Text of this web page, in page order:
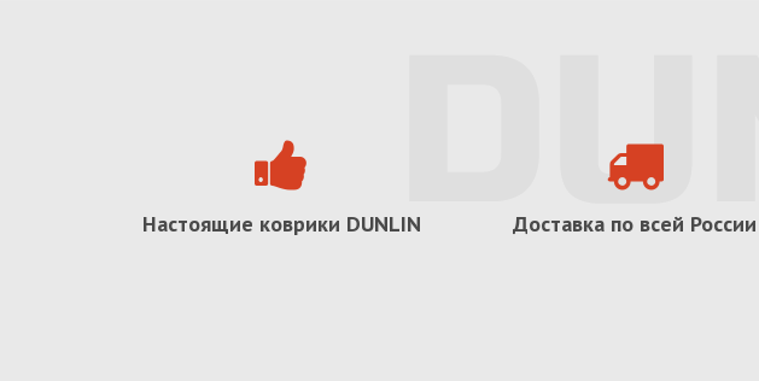
Настоящие коврики DUNLIN Доставка по всей России